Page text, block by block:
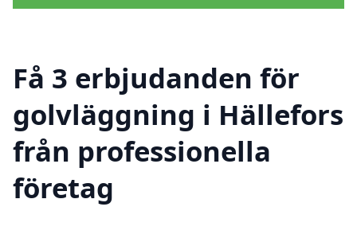
Få 3 erbjudanden för
golvläggning i Hällefors
från professionella
företag